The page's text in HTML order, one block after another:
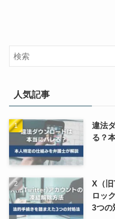
人気記事
違法
る？
X（旧
ロッ
3つの